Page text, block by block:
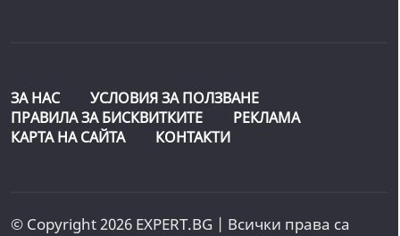
ЗА НАС
УСЛОВИЯ ЗА ПОЛЗВАНЕ
ПРАВИЛА ЗА БИСКВИТКИТЕ
РЕКЛАМА
КАРТА НА САЙТА
КОНТАКТИ
© Copyright 2026 EXPERT.BG | Всички права са